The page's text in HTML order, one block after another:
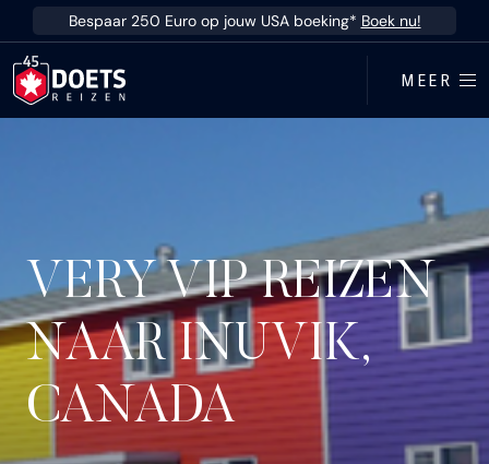
Ga direct naar inhoud
Bespaar 250 Euro op jouw USA boeking* Boek nu!
MEER
VERY VIP REIZEN
NAAR INUVIK,
CANADA